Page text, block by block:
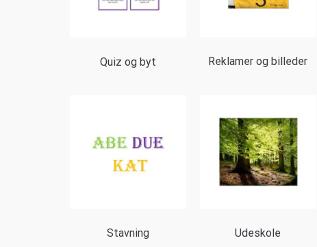
Quiz og byt Reklamer og billeder
Stavning Udeskole